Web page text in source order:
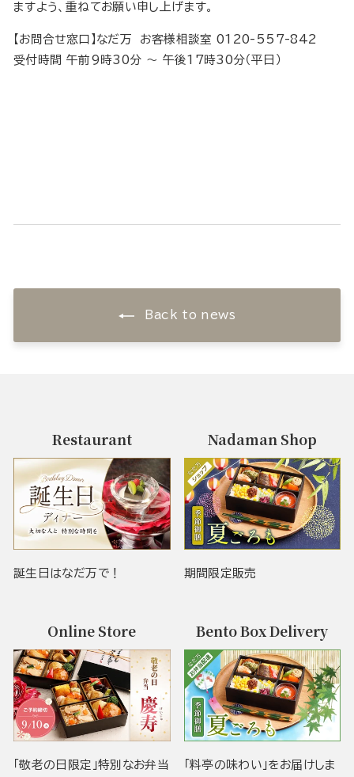
ますよう、重ねてお願い申し上げます。
【お問合せ窓口】なだ万 お客様相談室 0120-557-842
受付時間 午前9時30分 ～ 午後17時30分（平日）
Back to news
Restaurant
誕生日はなだ万で！
Nadaman Shop
期間限定販売
Online Store
「敬老の日限定」特別なお弁当
Bento Box Delivery
「料亭の味わい」をお届けしま